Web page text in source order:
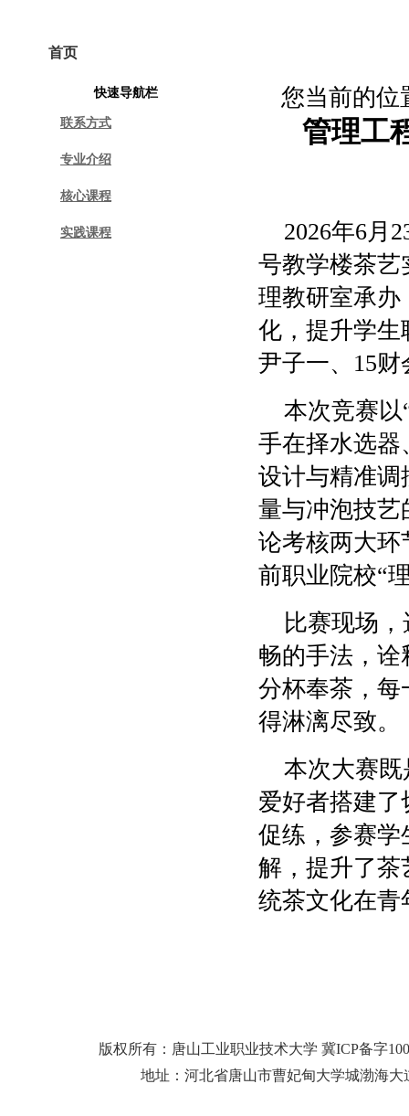
首页
快速导航栏
联系方式
专业介绍
核心课程
实践课程
您当前的位
管理工
2026年6月
号教学楼茶艺
理教研室承办
化，提升学生
尹子一、15
本次竞赛以
手在择水选器
设计与精准调
量与冲泡技艺
论考核两大环
前职业院校“
比赛现场
畅的手法，
分杯奉茶，每
得淋漓尽致。
本次大赛
爱好者搭建了
促练，参赛学
解，提升了茶
统茶文化在青
版权所有：唐山工业职业技术大学 冀ICP备字
地址：河北省唐山市曹妃甸大学城渤海大